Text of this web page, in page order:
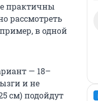
практичны
рассмотреть
в одной
— 18–
и не
см) подойдут